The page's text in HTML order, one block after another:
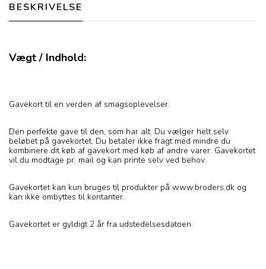
BESKRIVELSE
Vægt / Indhold:
Gavekort til en verden af smagsoplevelser.
Den perfekte gave til den, som har alt. Du vælger helt selv
beløbet på gavekortet. Du betaler ikke fragt med mindre du
kombinere dit køb af gavekort med køb af andre varer. Gavekortet
vil du modtage pr. mail og kan printe selv ved behov.
Gavekortet kan kun bruges til produkter på www.broders.dk og
kan ikke ombyttes til kontanter.
Gavekortet er gyldigt 2 år fra udstedelsesdatoen.